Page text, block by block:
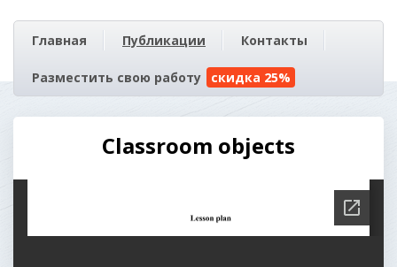
Главная Публикации Контакты
Разместить свою работу скидка 25%
Classroom objects